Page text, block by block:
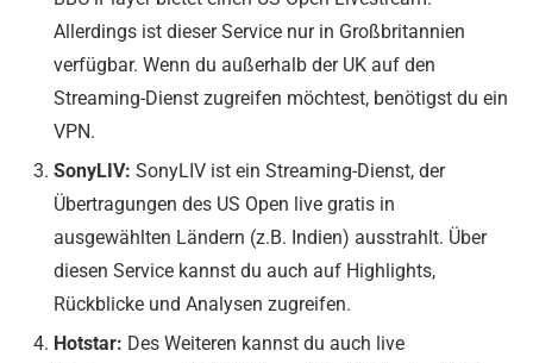
Allerdings ist dieser Service nur in Großbritannien
verfügbar. Wenn du außerhalb der UK auf den
Streaming-Dienst zugreifen möchtest, benötigst du ein
VPN.
SonyLIV: SonyLIV ist ein Streaming-Dienst, der
Übertragungen des US Open live gratis in
ausgewählten Ländern (z.B. Indien) ausstrahlt. Über
diesen Service kannst du auch auf Highlights,
Rückblicke und Analysen zugreifen.
Hotstar: Des Weiteren kannst du auch live